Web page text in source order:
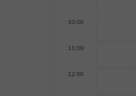
10:00
11:00
12:00